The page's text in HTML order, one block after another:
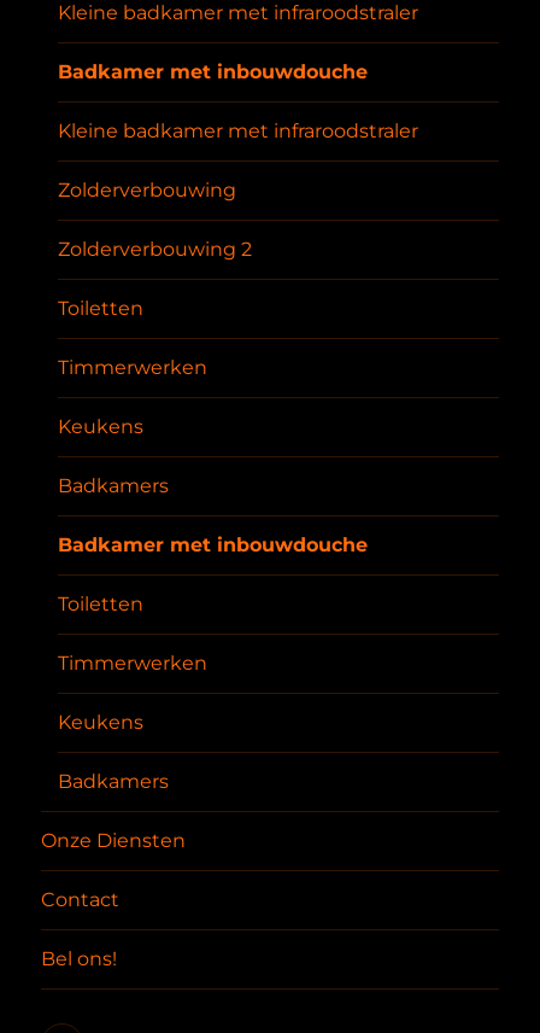
Kleine badkamer met infraroodstraler
Badkamer met inbouwdouche
Kleine badkamer met infraroodstraler
Zolderverbouwing
Zolderverbouwing 2
Toiletten
Timmerwerken
Keukens
Badkamers
Badkamer met inbouwdouche
Toiletten
Timmerwerken
Keukens
Badkamers
Onze Diensten
Contact
Bel ons!